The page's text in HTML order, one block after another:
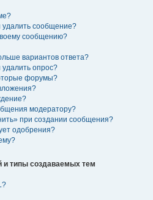
удалить сообщение?
сообщению?
вариантов ответа?
удалить опрос?
форумы?
модератору?
при создании сообщения?
одобрения?
и типы создаваемых тем